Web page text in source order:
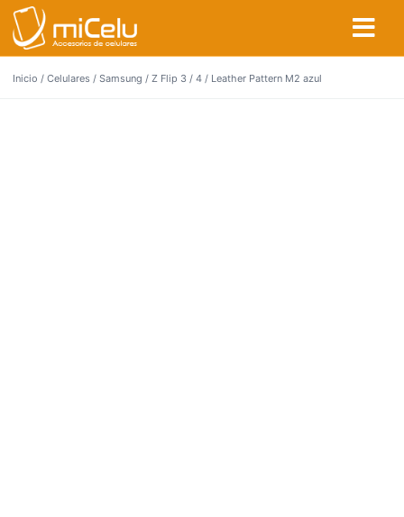
Inicio / Celulares / Samsung / Z Flip 3 / 4 / Leather Pattern M2 azul